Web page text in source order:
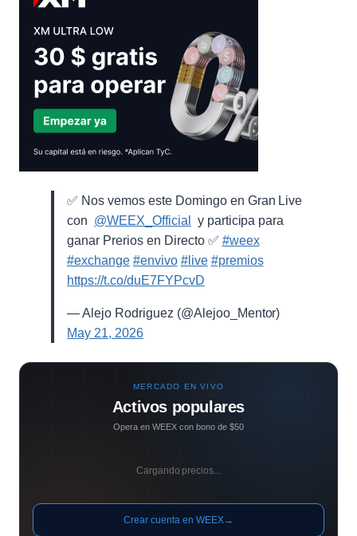
✅ Nos vemos este Domingo en Gran Live
con ⁨ @WEEX_Official
⁩ y participa para
ganar Prerios en Directo ✅ #weex
#exchange #envivo #live #premios
https://t.co/duE7FYPcvD
— Alejo Rodriguez (@Alejoo_Mentor)
May 21, 2026
MERCADO EN VIVO
Activos populares
Opera en WEEX con bono de $50
Cargando precios...
Crear cuenta en WEEX→